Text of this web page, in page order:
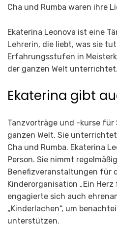
Cha und Rumba waren ihre
Ekaterina Leonova ist eine
Lehrerin, die liebt, was sie
Erfahrungsstufen in
der ganzen Welt unterrichtet.
Ekaterina gibt
Tanzvorträge und -kurse
ganzen Welt. Sie
Cha und Rumba. Ekaterina
Person. Sie nimmt
Benefizveranstaltungen für
Kinderorganisation „Ein Herz
engagierte sich auch
„Kinderlachen“, um
unterstützen.